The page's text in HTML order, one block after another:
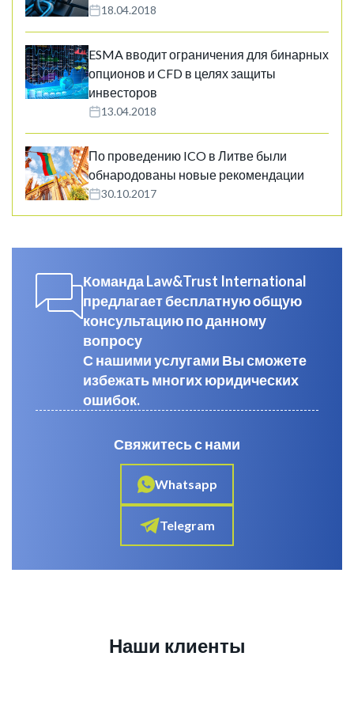
18.04.2018
ESMA вводит ограничения для бинарных
опционов и CFD в целях защиты
инвесторов
13.04.2018
По проведению ICO в Литве были
обнародованы новые рекомендации
30.10.2017
Команда Law&Trust International
предлагает бесплатную общую
консультацию по данному
вопросу
С нашими услугами Вы сможете
избежать многих юридических
ошибок.
Свяжитесь с нами
Whatsapp
Telegram
Наши клиенты